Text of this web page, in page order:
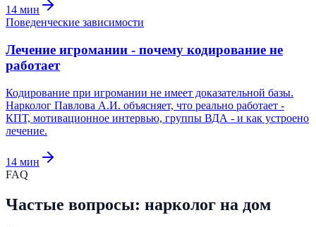
14 мин
Поведенческие зависимости
Лечение игромании - почему кодирование не
работает
Кодирование при игромании не имеет доказательной базы.
Нарколог Павлова А.И. объясняет, что реально работает -
КПТ, мотивационное интервью, группы ВДА - и как устроено
лечение.
14 мин
FAQ
Частые вопросы: нарколог на дом